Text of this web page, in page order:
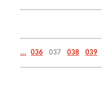
... 036 037 038 039